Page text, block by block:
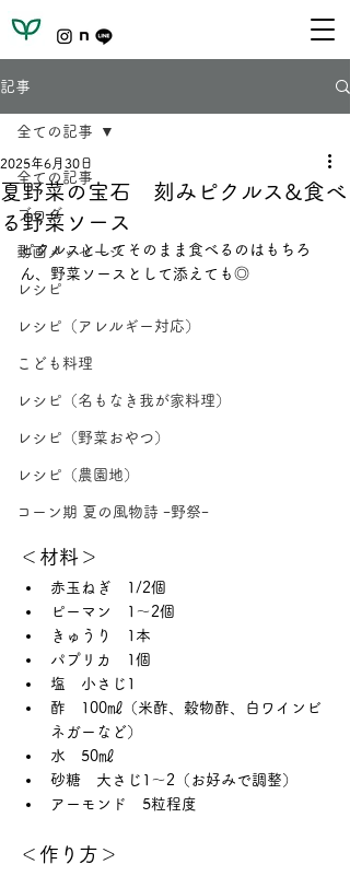
記事
全ての記事
ブログ
動画メッセージ
レシピ
レシピ（アレルギー対応）
こども料理
レシピ（名もなき我が家料理）
レシピ（野菜おやつ）
レシピ（農園地）
コーン期 夏の風物詩 ｰ野祭ｰ
全ての記事
夏野菜の宝石 刻みピクルス&食べ
る野菜ソース
2025年6月30日
ピクルスとしてそのまま食べるのはもちろ
ん、野菜ソースとして添えても◎
＜材料＞
赤玉ねぎ　1/2個
ピーマン　1〜2個
きゅうり　1本
パプリカ　1個
塩　小さじ1
酢　100㎖（米酢、穀物酢、白ワインビ
ネガーなど）
水　50㎖
砂糖　大さじ1〜2（お好みで調整）
アーモンド　5粒程度
＜作り方＞